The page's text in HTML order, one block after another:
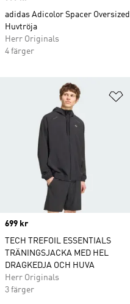
adidas Adicolor Spacer Oversized
Huvtröja
Herr Originals
4 färger
Price
699 kr
TECH TREFOIL ESSENTIALS
TRÄNINGSJACKA MED HEL
DRAGKEDJA OCH HUVA
Herr Originals
3 färger